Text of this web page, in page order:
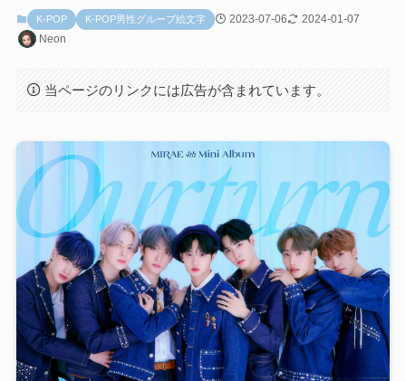
K-POP K-POP男性グループ絵文字 2023-07-06
2024-01-07
Neon
当ページのリンクには広告が含まれています。